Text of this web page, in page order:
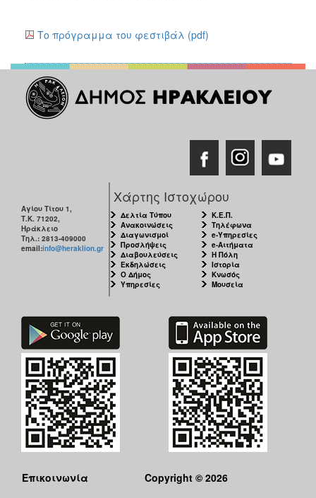
Το πρόγραμμα του φεστιβάλ (pdf)
Αγίου Τίτου 1,
Τ.Κ. 71202,
Ηράκλειο
Τηλ.: 2813-409000
email:info@heraklion.gr
Χάρτης Ιστοχώρου
Δελτία Τύπου
Ανακοινώσεις
Διαγωνισμοί
Προσλήψεις
Διαβουλεύσεις
Εκδηλώσεις
Ο Δήμος
Υπηρεσίες
Κ.Ε.Π.
Τηλέφωνα
e-Υπηρεσίες
e-Αιτήματα
Η Πόλη
Ιστορία
Κνωσός
Μουσεία
Επικοινωνία Copyright © 2026